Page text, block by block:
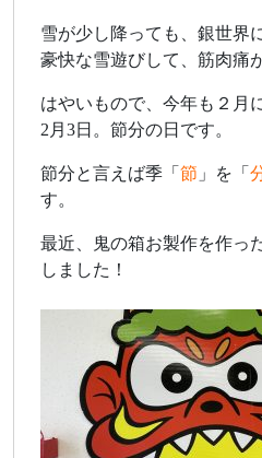
雪が少し降っても、銀世界
豪快な雪遊びして、筋肉痛
はやいもので、今年も２月
2月3日。節分の日です。
節分と言えば季「 節 」を「
す。
最近、鬼の箱お製作を作っ
しました！